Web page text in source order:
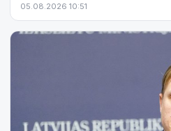
05.08.2026 10:51